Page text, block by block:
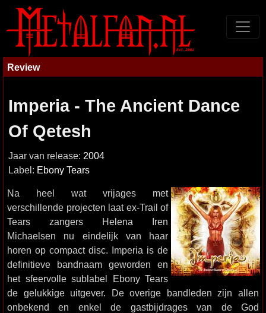
Review
Imperia - The Ancient Dance
Of Qetesh
Jaar van release: 2004
Label: Ebony Tears
Na heel wat vrijages met
verschillende projecten laat ex-Trail of
Tears zangers Helena Iren
Michaelsen nu eindelijk van haar
horen op compact disc. Imperia is de
definitieve bandnaam geworden en
het sfeervolle sublabel Ebony Tears
de gelukkige uitgever. De overige bandleden zijn allen
onbekend en enkel de gastbijdrages van de God